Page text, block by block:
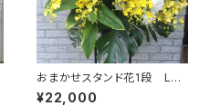
おまかせスタンド花1段 L
（東京23区送料無料）#3106
¥22,000